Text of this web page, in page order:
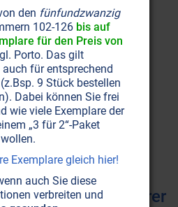
POLITICAL CORRECTNESS
Feind und Blockierer
den fünfundzwanzig
102-126 bis auf
für den Preis von
Porto. Das gilt
für entsprechend
9 Stück bestellen
Dabei können Sie frei
wie viele Exemplare der
„3 für 2“-Paket
Exemplare gleich hier!
auch Sie diese
verbreiten und